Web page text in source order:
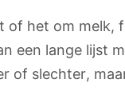
of het om
een lange lijst
of slechter,